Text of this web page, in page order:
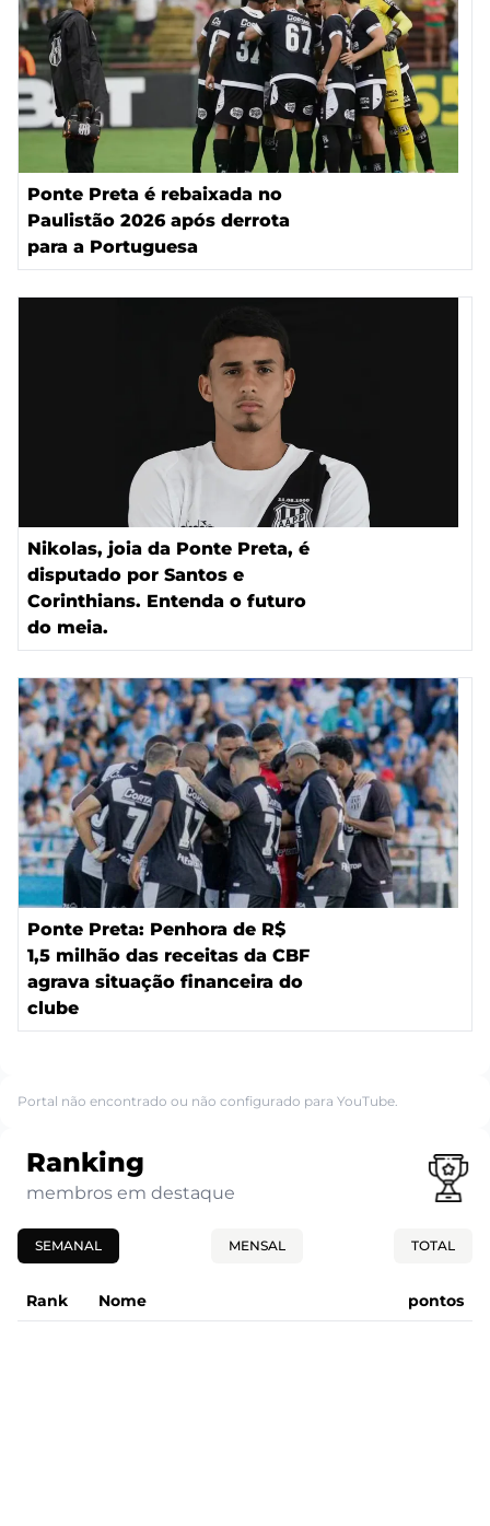
Ponte Preta é rebaixada no
Paulistão 2026 após derrota
para a Portuguesa
Nikolas, joia da Ponte Preta, é
disputado por Santos e
Corinthians. Entenda o futuro
do meia.
Ponte Preta: Penhora de R$
1,5 milhão das receitas da CBF
agrava situação financeira do
clube
Portal não encontrado ou não configurado para YouTube.
Ranking
membros em destaque
SEMANAL MENSAL TOTAL
Rank Nome pontos